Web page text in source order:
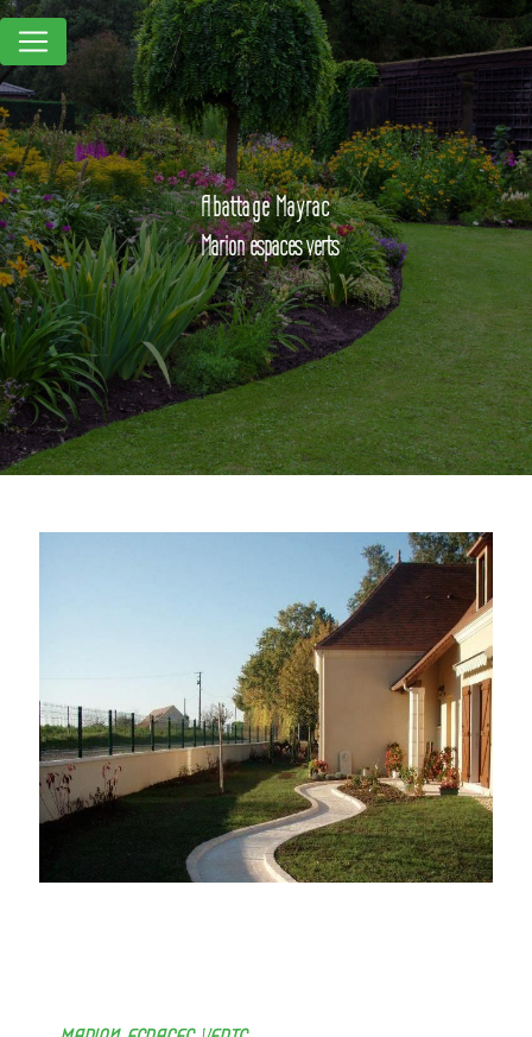
Abattage Mayrac
Marion espaces verts
Panneau de gestion des cookies